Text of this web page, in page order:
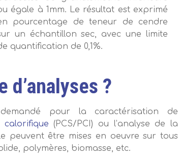
égale à 1mm. Le résultat est exprimé
pourcentage de teneur de cendre
un échantillon sec, avec une limite
quantification de 0,1%.
?
pour la caractérisation de
calorifique (PCS/PCI) ou l’analyse de la
peuvent être mises en oeuvre sur tous
polymères, biomasse, etc.